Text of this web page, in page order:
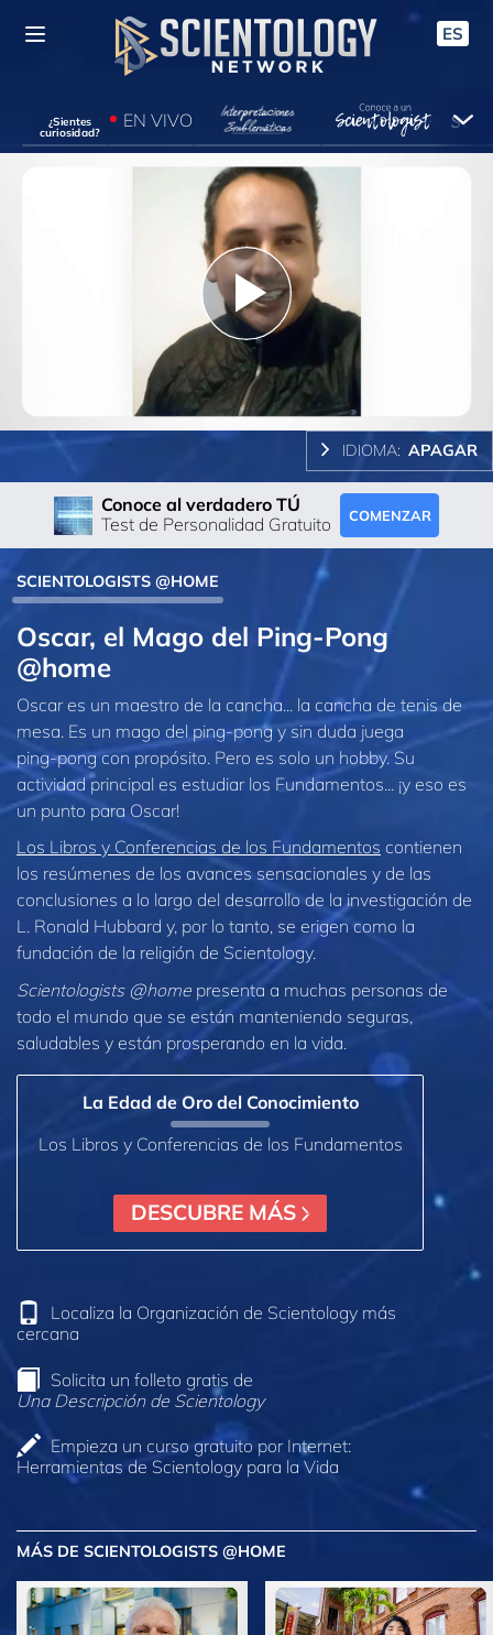
ES
¿Sientes
curiosidad?
EN VIVO
Play
Video
IDIOMA: APAGAR
Conoce al verdadero TÚ
Test de Personalidad Gratuito
COMENZAR
SCIENTOLOGISTS @HOME
Oscar, el Mago del Ping-Pong
@home
Oscar es un maestro de la cancha... la cancha de tenis de
mesa. Es un mago del ping‑pong y sin duda juega
ping‑pong con propósito. Pero es solo un hobby. Su
actividad principal es estudiar los Fundamentos... ¡y eso es
un punto para Oscar!
Los Libros y Conferencias de los Fundamentos contienen
los resúmenes de los avances sensacionales y de las
conclusiones a lo largo del desarrollo de la investigación de
L. Ronald Hubbard y, por lo tanto, se erigen como la
fundación de la religión de Scientology.
Scientologists @home presenta a muchas personas de
todo el mundo que se están manteniendo seguras,
saludables y están prosperando en la vida.
La Edad de Oro del Conocimiento
Los Libros y Conferencias de los Fundamentos
DESCUBRE MÁS
Localiza la Organización de Scientology más
cercana
Solicita un folleto gratis de
Una Descripción de Scientology
Empieza un curso gratuito por Internet:
Herramientas de Scientology para la Vida
MÁS DE SCIENTOLOGISTS @HOME